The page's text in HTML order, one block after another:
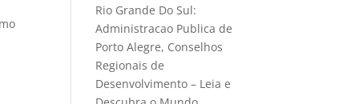
Rio Grande Do Sul:
Administracao Publica de
Porto Alegre, Conselhos
Regionais de
Desenvolvimento – Leia e